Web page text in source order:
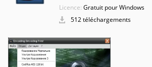
Licence: Gratuit pour Windows
512 téléchargements